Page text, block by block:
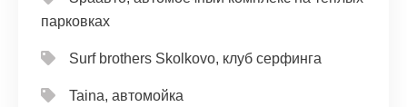
парковках
Surf brothers Skolkovo, клуб серфинга
Taina, автомойка